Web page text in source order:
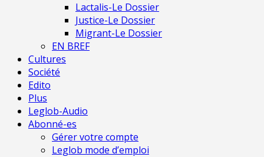
Lactalis-Le Dossier
Justice-Le Dossier
Migrant-Le Dossier
EN BREF
Cultures
Société
Edito
Plus
Leglob-Audio
Abonné-es
Gérer votre compte
Leglob mode d’emploi